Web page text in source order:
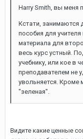
Harry Smith, вы меня
Кстати, занимаются
пособия для
материала для
весь курс устный.
учебнику, или кое в
преподавателем не
увольняется. Кроме
"зеленая".
Видите какие ценные